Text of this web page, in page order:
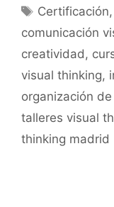
Etiquetas
Certificación,
comunicación
creatividad ,
visual thinking,
organización
talleres visual
thinking madrid